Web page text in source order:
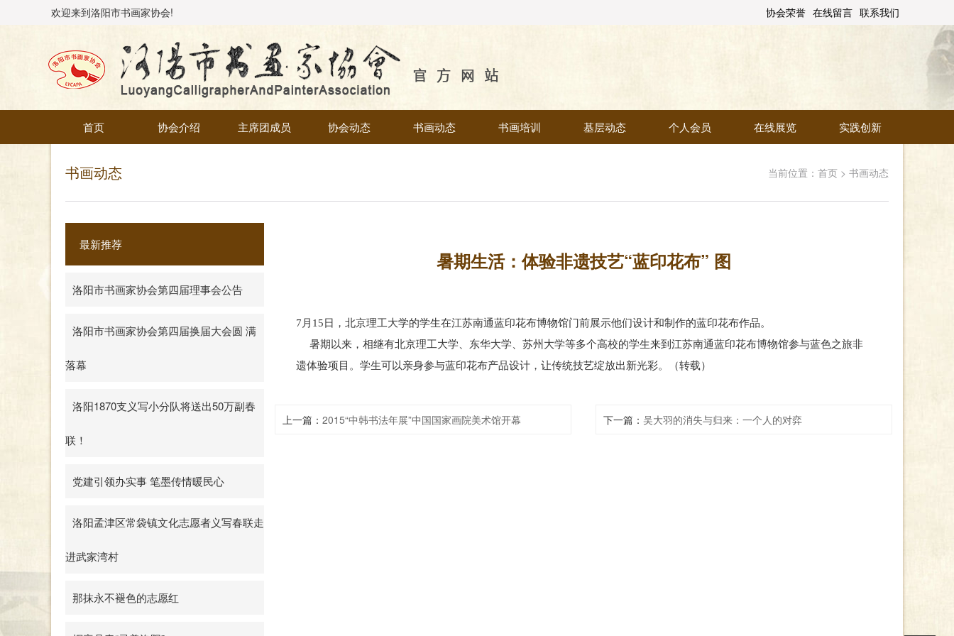
欢迎来到洛阳市书画家协会! 联系我们
在线留言
协会荣誉
首页 协会介绍 主席团成员 协会动态 书画动态 书画培训 基层动态 个人会员 在线展览 实践创新
书画动态 当前位置： 首页 > 书画动态
最新推荐
洛阳市书画家协会第四届理事会公告
洛阳市书画家协会第四届换届大会圆 满
落幕
洛阳1870支义写小分队将送出50万副春
联！
党建引领办实事 笔墨传情暖民心
洛阳孟津区常袋镇文化志愿者义写春联走
进武家湾村
那抹永不褪色的志愿红
暑期生活：体验非遗技艺“蓝印花布” 图
7月15日，北京理工大学的学生在江苏南通蓝印花布博物馆门前展示他们设计和制作的蓝印花布作品。
暑期以来，相继有北京理工大学、东华大学、苏州大学等多个高校的学生来到江苏南通蓝印花布博物馆参与蓝色之旅非
遗体验项目。学生可以亲身参与蓝印花布产品设计，让传统技艺绽放出新光彩。（转载）
上一篇： 2015“中韩书法年展”中国国家画院美术馆开幕 下一篇： 吴大羽的消失与归来：一个人的对弈